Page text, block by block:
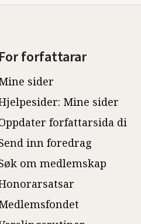
For forfattarar
sider
Mine sider
forfattarsida di
inn foredrag
om medlemskap